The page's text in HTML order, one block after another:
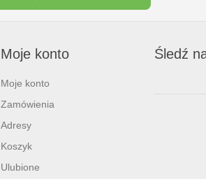
Moje konto
Moje konto
Zamówienia
Adresy
Koszyk
Ulubione
Śledź